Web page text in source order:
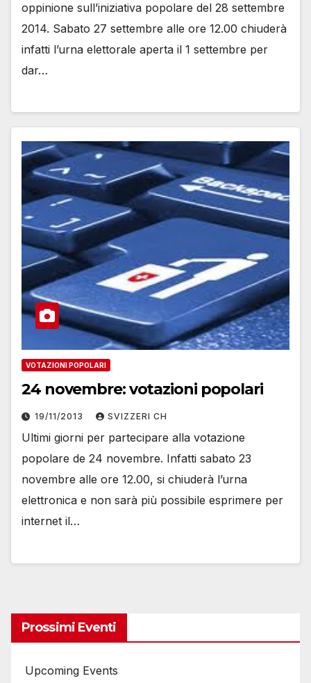
oppinione sull’iniziativa popolare del 28 settembre
2014. Sabato 27 settembre alle ore 12.00 chiuderà
infatti l’urna elettorale aperta il 1 settembre per
dar…
VOTAZIONI POPOLARI
24 novembre: votazioni popolari
19/11/2013 SVIZZERI CH
Ultimi giorni per partecipare alla votazione
popolare de 24 novembre. Infatti sabato 23
novembre alle ore 12.00, si chiuderà l’urna
elettronica e non sarà più possibile esprimere per
internet il…
Prossimi Eventi
Upcoming Events